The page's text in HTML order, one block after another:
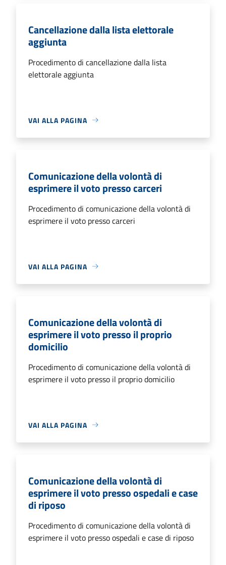
Cancellazione dalla lista elettorale
aggiunta
Procedimento di cancellazione dalla lista
elettorale aggiunta
VAI ALLA PAGINA
Comunicazione della volontà di
esprimere il voto presso carceri
Procedimento di comunicazione della volontà di
esprimere il voto presso carceri
VAI ALLA PAGINA
Comunicazione della volontà di
esprimere il voto presso il proprio
domicilio
Procedimento di comunicazione della volontà di
esprimere il voto presso il proprio domicilio
VAI ALLA PAGINA
Comunicazione della volontà di
esprimere il voto presso ospedali e case
di riposo
Procedimento di comunicazione della volontà di
esprimere il voto presso ospedali e case di riposo